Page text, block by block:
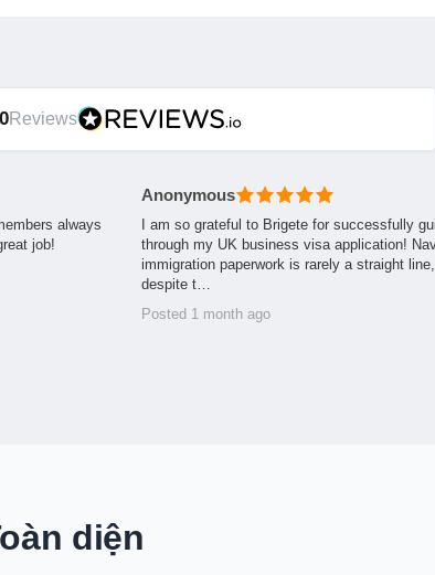
Reviews
always
job!
Anonymous
I am so grateful to Brigete for successfully
through my UK business visa application!
immigration paperwork is rarely a straight
despite t…
Posted 1 month ago
diện